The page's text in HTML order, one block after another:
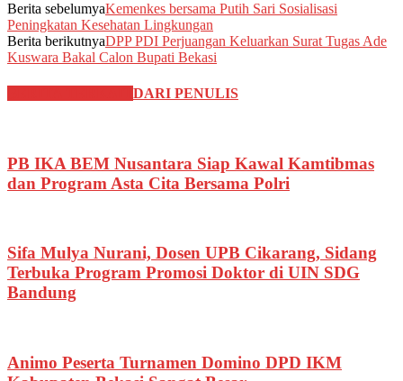
Berita sebelumyaKemenkes bersama Putih Sari Sosialisasi
Peningkatan Kesehatan Lingkungan
Berita berikutnyaDPP PDI Perjuangan Keluarkan Surat Tugas Ade
Kuswara Bakal Calon Bupati Bekasi
DARI PENULIS
PB IKA BEM Nusantara Siap Kawal Kamtibmas
dan Program Asta Cita Bersama Polri
Sifa Mulya Nurani, Dosen UPB Cikarang, Sidang
Terbuka Program Promosi Doktor di UIN SDG
Bandung
Animo Peserta Turnamen Domino DPD IKM